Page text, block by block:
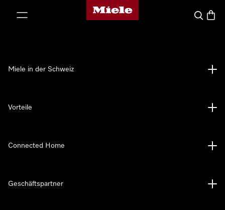
Miele-Homepage
Suche
Miele in der Schweiz
Vorteile
Connected Home
Geschäftspartner